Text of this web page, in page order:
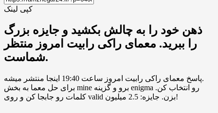
کپی لینک
ذهن خود را به چالش بکشید و جایزه بزرگ
را ببرید. معمای راکی رابیت امروز منتظر
شماست.
پاسخ معمای راکی رابیت امروز ساعت 19:40 اینجا منتشر میشه.
برای حل معما به بخش mine برو و گزینه enigma رو انتخاب کن.
کلمات رو جابجا کن و روی valid بزن. جایزه: 2.5 میلیون!